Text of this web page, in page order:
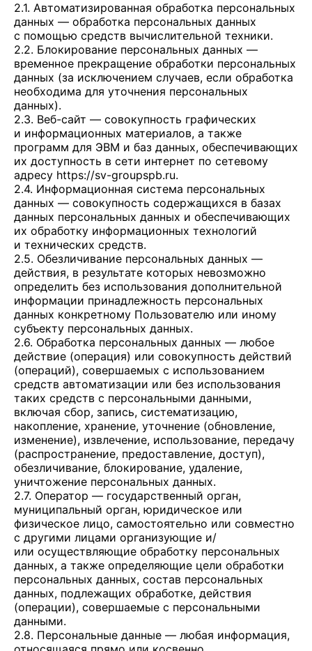
2.1. Автоматизированная обработка персональных
данных — обработка персональных данных
с помощью средств вычислительной техники.
2.2. Блокирование персональных данных —
временное прекращение обработки персональных
данных (за исключением случаев, если обработка
необходима для уточнения персональных
данных).
2.3. Веб-сайт — совокупность графических
и информационных материалов, а также
программ для ЭВМ и баз данных, обеспечивающих
их доступность в сети интернет по сетевому
адресу https://sv-groupspb.ru.
2.4. Информационная система персональных
данных — совокупность содержащихся в базах
данных персональных данных и обеспечивающих
их обработку информационных технологий
и технических средств.
2.5. Обезличивание персональных данных —
действия, в результате которых невозможно
определить без использования дополнительной
информации принадлежность персональных
данных конкретному Пользователю или иному
субъекту персональных данных.
2.6. Обработка персональных данных — любое
действие (операция) или совокупность действий
(операций), совершаемых с использованием
средств автоматизации или без использования
таких средств с персональными данными,
включая сбор, запись, систематизацию,
накопление, хранение, уточнение (обновление,
изменение), извлечение, использование, передачу
(распространение, предоставление, доступ),
обезличивание, блокирование, удаление,
уничтожение персональных данных.
2.7. Оператор — государственный орган,
муниципальный орган, юридическое или
физическое лицо, самостоятельно или совместно
с другими лицами организующие и/
или осуществляющие обработку персональных
данных, а также определяющие цели обработки
персональных данных, состав персональных
данных, подлежащих обработке, действия
(операции), совершаемые с персональными
данными.
2.8. Персональные данные — любая информация,